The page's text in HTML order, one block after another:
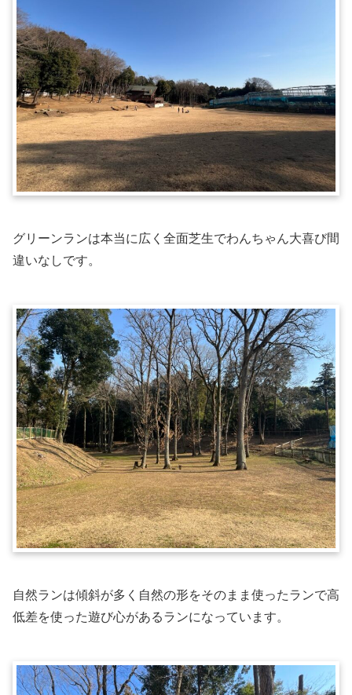
グリーンランは本当に広く全面芝生でわんちゃん大喜び間
違いなしです。
自然ランは傾斜が多く自然の形をそのまま使ったランで高
低差を使った遊び心があるランになっています。